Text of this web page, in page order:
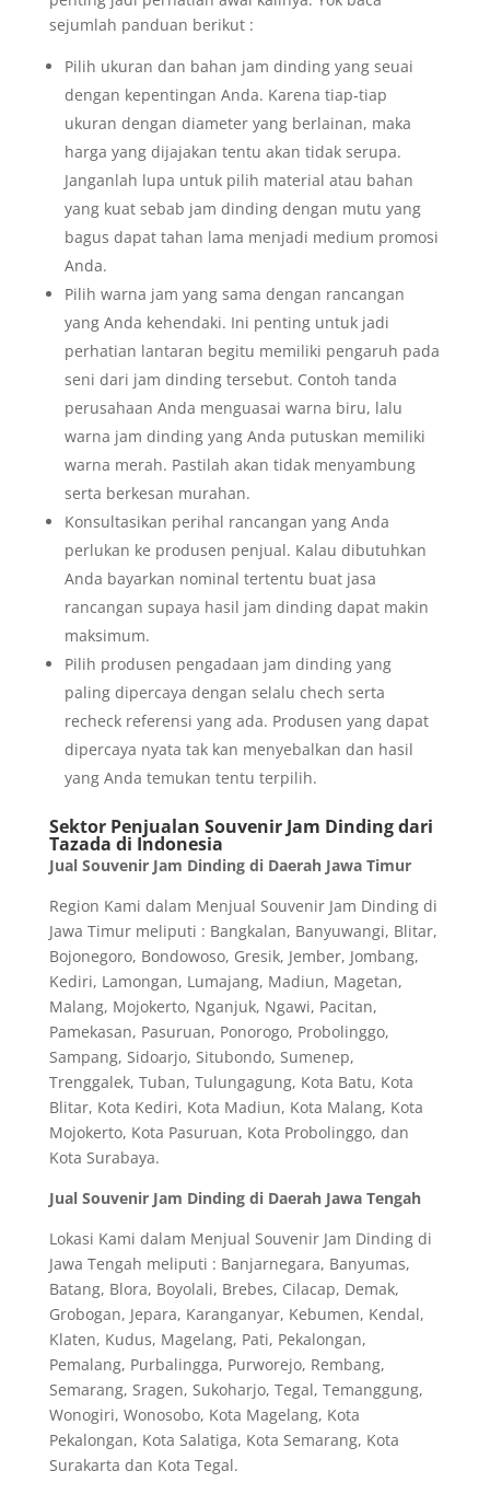
sejumlah panduan berikut :
Pilih ukuran dan bahan jam dinding yang seuai
dengan kepentingan Anda. Karena tiap-tiap
ukuran dengan diameter yang berlainan, maka
harga yang dijajakan tentu akan tidak serupa.
Janganlah lupa untuk pilih material atau bahan
yang kuat sebab jam dinding dengan mutu yang
bagus dapat tahan lama menjadi medium promosi
Anda.
Pilih warna jam yang sama dengan rancangan
yang Anda kehendaki. Ini penting untuk jadi
perhatian lantaran begitu memiliki pengaruh pada
seni dari jam dinding tersebut. Contoh tanda
perusahaan Anda menguasai warna biru, lalu
warna jam dinding yang Anda putuskan memiliki
warna merah. Pastilah akan tidak menyambung
serta berkesan murahan.
Konsultasikan perihal rancangan yang Anda
perlukan ke produsen penjual. Kalau dibutuhkan
Anda bayarkan nominal tertentu buat jasa
rancangan supaya hasil jam dinding dapat makin
maksimum.
Pilih produsen pengadaan jam dinding yang
paling dipercaya dengan selalu chech serta
recheck referensi yang ada. Produsen yang dapat
dipercaya nyata tak kan menyebalkan dan hasil
yang Anda temukan tentu terpilih.
Sektor Penjualan Souvenir Jam Dinding dari
Tazada di Indonesia
Jual Souvenir Jam Dinding di Daerah Jawa Timur
Region Kami dalam Menjual Souvenir Jam Dinding di
Jawa Timur meliputi : Bangkalan, Banyuwangi, Blitar,
Bojonegoro, Bondowoso, Gresik, Jember, Jombang,
Kediri, Lamongan, Lumajang, Madiun, Magetan,
Malang, Mojokerto, Nganjuk, Ngawi, Pacitan,
Pamekasan, Pasuruan, Ponorogo, Probolinggo,
Sampang, Sidoarjo, Situbondo, Sumenep,
Trenggalek, Tuban, Tulungagung, Kota Batu, Kota
Blitar, Kota Kediri, Kota Madiun, Kota Malang, Kota
Mojokerto, Kota Pasuruan, Kota Probolinggo, dan
Kota Surabaya.
Jual Souvenir Jam Dinding di Daerah Jawa Tengah
Lokasi Kami dalam Menjual Souvenir Jam Dinding di
Jawa Tengah meliputi : Banjarnegara, Banyumas,
Batang, Blora, Boyolali, Brebes, Cilacap, Demak,
Grobogan, Jepara, Karanganyar, Kebumen, Kendal,
Klaten, Kudus, Magelang, Pati, Pekalongan,
Pemalang, Purbalingga, Purworejo, Rembang,
Semarang, Sragen, Sukoharjo, Tegal, Temanggung,
Wonogiri, Wonosobo, Kota Magelang, Kota
Pekalongan, Kota Salatiga, Kota Semarang, Kota
Surakarta dan Kota Tegal.